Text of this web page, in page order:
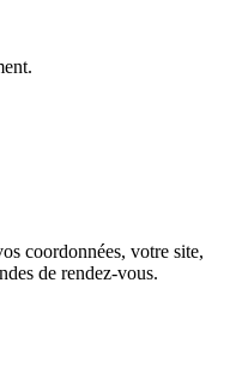
coordonnées, votre site,
de rendez-vous.